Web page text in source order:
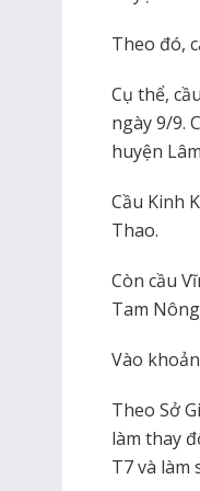
Theo đó,
Cụ thể,
ngày 9/9.
huyện
Cầu Kinh
Thao.
Còn cầu
Tam
Vào
Theo Sở
làm thay
T7 và làm